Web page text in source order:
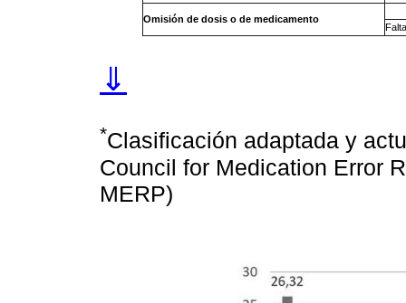
Omisión de dosis o de medicamento
⇓
*Clasificación adaptada y
Council for Medication Error
MERP)